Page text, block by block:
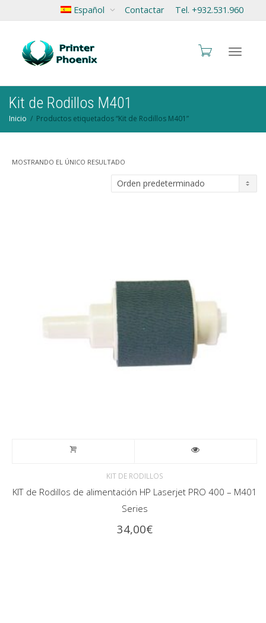
Español Contactar Tel. +932.531.960
Kit de Rodillos M401
Inicio Productos etiquetados “Kit de Rodillos M401”
MOSTRANDO EL ÚNICO RESULTADO
KIT DE RODILLOS
KIT de Rodillos de alimentación HP Laserjet PRO 400 – M401
Series
34,00€